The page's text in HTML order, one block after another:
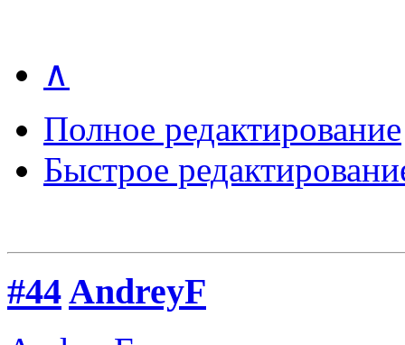
∧
Полное редактирование
Быстрое
#44AndreyF